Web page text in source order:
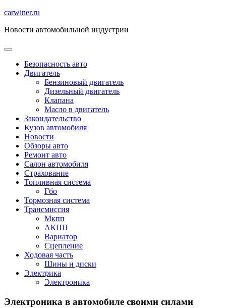
Перейти
содержимому
carwiner.ru
Новости автомобильной индустрии
Безопасность авто
Двигатель
Бензиновый двигатель
Дизельный двигатель
Клапана
Масло в двигатель
Закондательство
Кузов автомобиля
Новости
Обзоры авто
Ремонт авто
Салон автомобиля
Страхование
Топливная система
Гбо
Тормозная система
Трансмиссия
Мкпп
АКПП
Вариатор
Сцепление
Ходовая часть
Шины и диски
Электрика
Электроника
Электроника в автомобиле своими силами